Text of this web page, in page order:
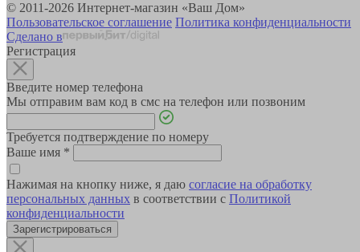
© 2011-2026 Интернет-магазин «Ваш Дом»
Пользовательское соглашение Политика конфиденциальности
Сделано в
Регистрация
Введите номер телефона
Мы отправим вам код в смс на телефон или позвоним
Требуется подтверждение по номеру
Ваше имя *
Нажимая на кнопку ниже, я даю согласие на обработку
персональных данных в соответствии с Политикой
конфиденциальности
Зарегистрироваться